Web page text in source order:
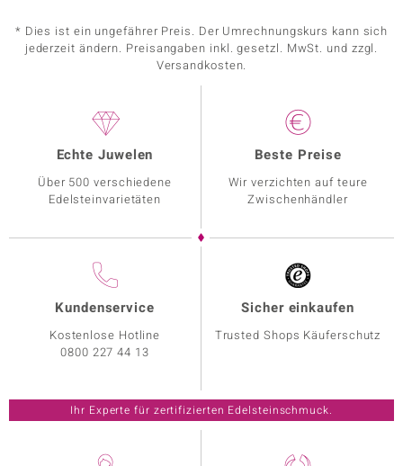
* Dies ist ein ungefährer Preis. Der Umrechnungskurs kann sich
jederzeit ändern. Preisangaben inkl. gesetzl. MwSt. und zzgl.
Versandkosten.
Echte Juwelen
Über 500 verschiedene
Edelsteinvarietäten
Beste Preise
Wir verzichten auf teure
Zwischenhändler
Kundenservice
Kostenlose Hotline
0800 227 44 13
Sicher einkaufen
Trusted Shops Käuferschutz
Ihr Experte für zertifizierten Edelsteinschmuck.